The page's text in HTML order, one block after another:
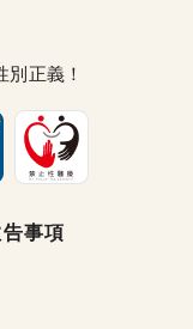
正義！
事項